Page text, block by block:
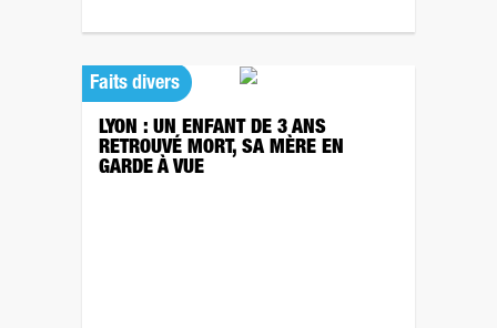
Faits divers
LYON : UN ENFANT DE 3 ANS
RETROUVÉ MORT, SA MÈRE EN
GARDE À VUE